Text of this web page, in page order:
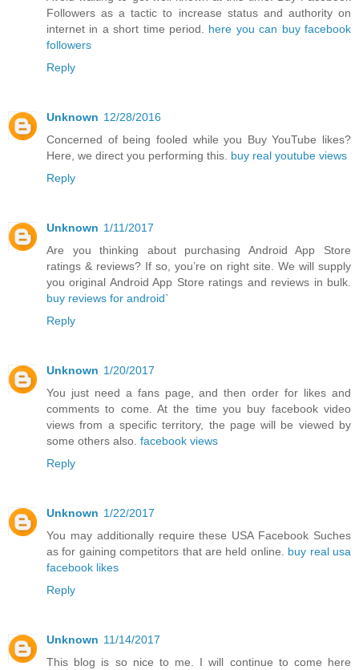
Followers as a tactic to increase status and authority on
internet in a short time period. here you can buy facebook
followers
Reply
Unknown 12/28/2016
Concerned of being fooled while you Buy YouTube likes?
Here, we direct you performing this. buy real youtube views
Reply
Unknown 1/11/2017
Are you thinking about purchasing Android App Store
ratings & reviews? If so, you’re on right site. We will supply
you original Android App Store ratings and reviews in bulk.
buy reviews for android`
Reply
Unknown 1/20/2017
You just need a fans page, and then order for likes and
comments to come. At the time you buy facebook video
views from a specific territory, the page will be viewed by
some others also. facebook views
Reply
Unknown 1/22/2017
You may additionally require these USA Facebook Suches
as for gaining competitors that are held online. buy real usa
facebook likes
Reply
Unknown 11/14/2017
This blog is so nice to me. I will continue to come here